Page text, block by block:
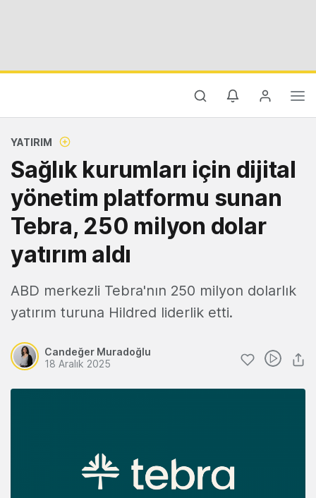
YATIRIM
Sağlık kurumları için dijital
yönetim platformu sunan
Tebra, 250 milyon dolar
yatırım aldı
ABD merkezli Tebra'nın 250 milyon dolarlık
yatırım turuna Hildred liderlik etti.
Candeğer Muradoğlu
18 Aralık 2025